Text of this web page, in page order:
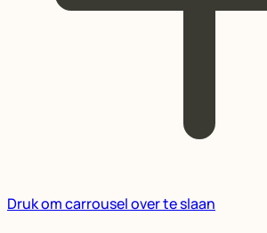
Druk om carrousel over te slaan